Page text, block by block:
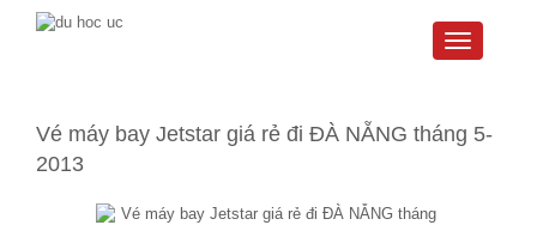
Toggle
Vé máy bay Jetstar giá rẻ đi ĐÀ NẴNG tháng 5-
2013